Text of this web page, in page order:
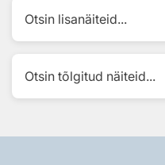
Otsin lisanäiteid...
Otsin tõlgitud näiteid...